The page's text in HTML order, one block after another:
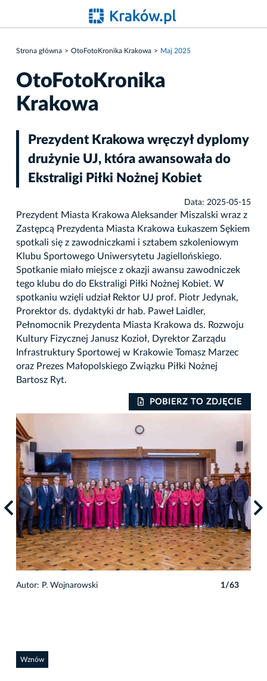
Strona główna OtoFotoKronika Krakowa Maj 2025
OtoFotoKronika
Krakowa
Prezydent Krakowa wręczył dyplomy
drużynie UJ, która awansowała do
Ekstraligi Piłki Nożnej Kobiet
Data: 2025-05-15
Prezydent Miasta Krakowa Aleksander Miszalski wraz z
Zastępcą Prezydenta Miasta Krakowa Łukaszem Sękiem
spotkali się z zawodniczkami i sztabem szkoleniowym
Klubu Sportowego Uniwersytetu Jagiellońskiego.
Spotkanie miało miejsce z okazji awansu zawodniczek
tego klubu do do Ekstraligi Piłki Nożnej Kobiet. W
spotkaniu wzięli udział Rektor UJ prof. Piotr Jedynak,
Prorektor ds. dydaktyki dr hab. Paweł Laidler,
Pełnomocnik Prezydenta Miasta Krakowa ds. Rozwoju
Kultury Fizycznej Janusz Kozioł, Dyrektor Zarządu
Infrastruktury Sportowej w Krakowie Tomasz Marzec
oraz Prezes Małopolskiego Związku Piłki Nożnej
Bartosz Ryt.
POBIERZ TO ZDJĘCIE
Autor: P. Wojnarowski 1/63
Wznów